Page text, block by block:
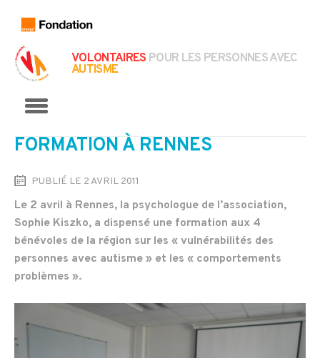
VOLONTAIRES POUR LES PERSONNES AVEC
AUTISME
FORMATION À RENNES
PUBLIÉ LE 2 AVRIL 2011
Le 2 avril à Rennes, la psychologue de l’association,
Sophie Kiszko, a dispensé une formation aux 4
bénévoles de la région sur les « vulnérabilités des
personnes avec autisme » et les « comportements
problèmes ».